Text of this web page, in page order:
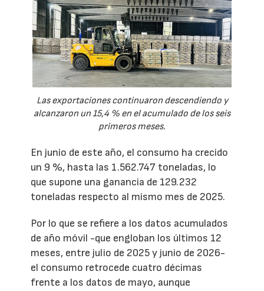
Las exportaciones continuaron descendiendo y
alcanzaron un 15,4 % en el acumulado de los seis
primeros meses.
En junio de este año, el consumo ha crecido
un 9 %, hasta las 1.562.747 toneladas, lo
que supone una ganancia de 129.232
toneladas respecto al mismo mes de 2025.
Por lo que se refiere a los datos acumulados
de año móvil -que engloban los últimos 12
meses, entre julio de 2025 y junio de 2026-
el consumo retrocede cuatro décimas
frente a los datos de mayo, aunque